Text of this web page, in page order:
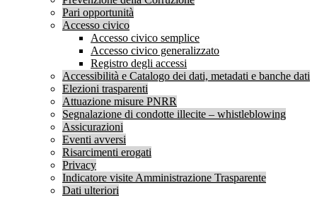
Pari opportunità
Accesso civico
Accesso civico semplice
Accesso civico generalizzato
Registro degli accessi
Accessibilità e Catalogo dei dati, metadati e banche dati
Elezioni trasparenti
Attuazione misure PNRR
Segnalazione di condotte illecite – whistleblowing
Assicurazioni
Eventi avversi
Risarcimenti erogati
Privacy
Indicatore visite Amministrazione Trasparente
Dati ulteriori